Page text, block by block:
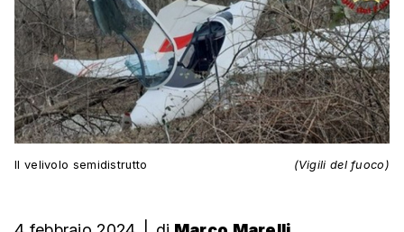
Il velivolo semidistrutto (Vigili del fuoco)